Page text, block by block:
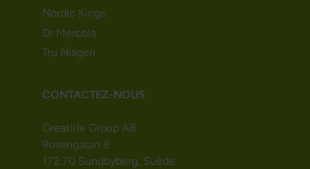
Nordic Kings
Dr Mercola
Tru Niagen
CONTACTEZ-NOUS
Greatlife Group AB
Rosengatan 8
172 70 Sundbyberg, Suède